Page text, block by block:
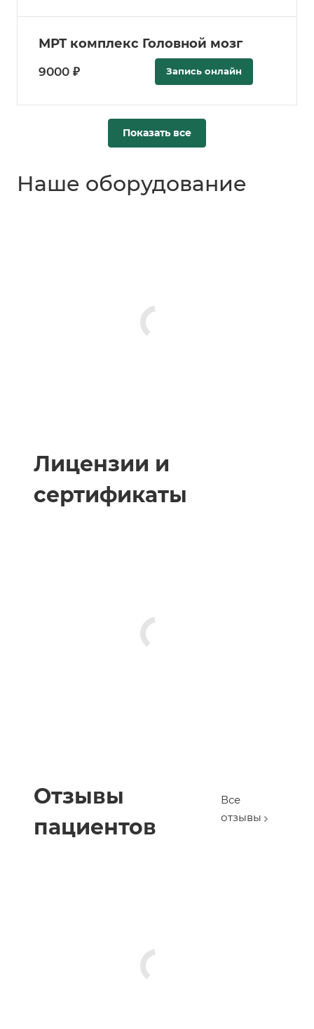
МРТ комплекс Головной мозг
9000 ₽ Запись онлайн
Показать все
Наше оборудование
Лицензии и
сертификаты
Отзывы
пациентов
Все
отзывы